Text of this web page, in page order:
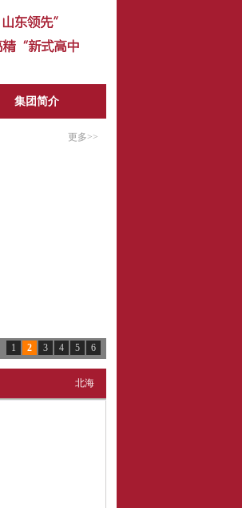
集团简介
1 2 3 4 5 6
更多>>
北海